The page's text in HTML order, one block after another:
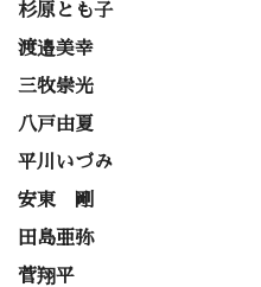
杉原とも子
渡邉美幸
三牧崇光
八戸由夏
平川いづみ
安東 剛
田島亜弥
菅翔平